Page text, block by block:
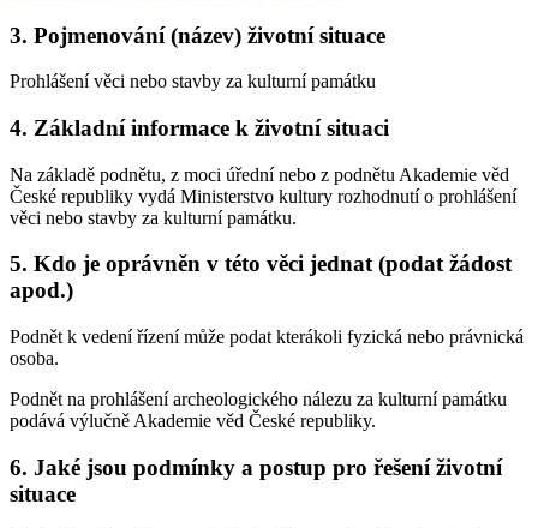
3. Pojmenování (název) životní situace
Prohlášení věci nebo stavby za kulturní památku
4. Základní informace k životní situaci
Na základě podnětu, z moci úřední nebo z podnětu Akademie věd
České republiky vydá Ministerstvo kultury rozhodnutí o prohlášení
věci nebo stavby za kulturní památku.
5. Kdo je oprávněn v této věci jednat (podat žádost
apod.)
Podnět k vedení řízení může podat kterákoli fyzická nebo právnická
osoba.
Podnět na prohlášení archeologického nálezu za kulturní památku
podává výlučně Akademie věd České republiky.
6. Jaké jsou podmínky a postup pro řešení životní
situace